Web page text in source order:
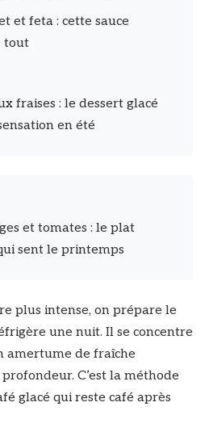
et feta : cette sauce
tout
fraises : le dessert glacé
en été
et tomates : le plat
sent le printemps
plus intense, on prépare le
une nuit. Il se concentre
amertume de fraîche
C’est la méthode
glacé qui reste café après